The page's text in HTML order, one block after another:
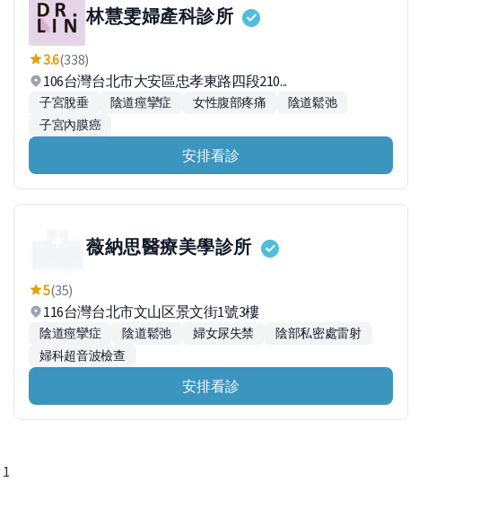
林慧雯婦產科診所
3.6(338)
106台灣台北市大安區忠孝東路四段210...
子宮脫垂 陰道痙攣症 女性腹部疼痛
陰道鬆弛
子宮內膜癌
安排看診
薇納思醫療美學診所
5(35)
116台灣台北市文山区景文街1號3樓
陰道痙攣症 陰道鬆弛 婦女尿失禁
陰部私密處雷射
婦科超音波檢查
安排看診
1